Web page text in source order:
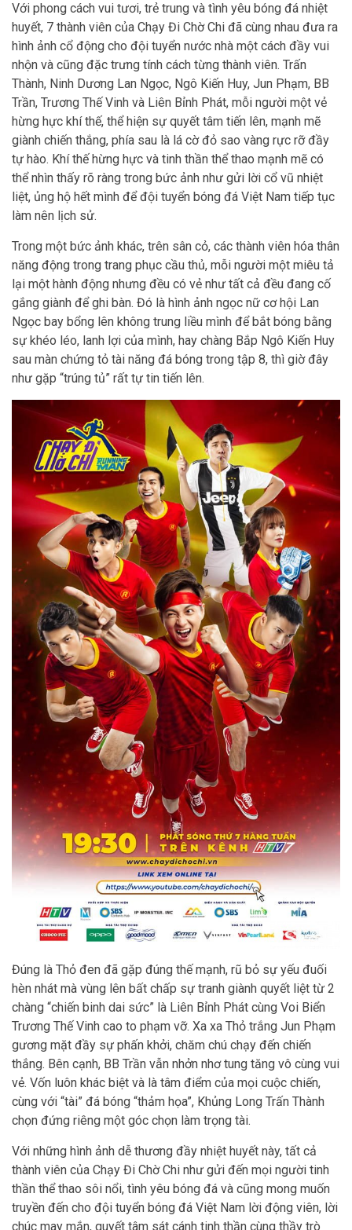
Với phong cách vui tươi, trẻ trung và tình yêu bóng đá nhiệt
huyết, 7 thành viên của Chạy Đi Chờ Chi đã cùng nhau đưa ra
hình ảnh cổ động cho đội tuyển nước nhà một cách đầy vui
nhộn và cũng đặc trưng tính cách từng thành viên. Trấn
Thành, Ninh Dương Lan Ngọc, Ngô Kiến Huy, Jun Phạm, BB
Trần, Trương Thế Vinh và Liên Bỉnh Phát, mỗi người một vẻ
hừng hực khí thế, thể hiện sự quyết tâm tiến lên, mạnh mẽ
giành chiến thắng, phía sau là lá cờ đỏ sao vàng rực rỡ đầy
tự hào. Khí thế hừng hực và tinh thần thể thao mạnh mẽ có
thể nhìn thấy rõ ràng trong bức ảnh như gửi lời cổ vũ nhiệt
liệt, ủng hộ hết mình để đội tuyển bóng đá Việt Nam tiếp tục
làm nên lịch sử.
Trong một bức ảnh khác, trên sân cỏ, các thành viên hóa thân
năng động trong trang phục cầu thủ, mỗi người một miêu tả
lại một hành động nhưng đều có vẻ như tất cả đều đang cố
gắng giành để ghi bàn. Đó là hình ảnh ngọc nữ cơ hội Lan
Ngọc bay bổng lên không trung liều mình để bắt bóng bằng
sự khéo léo, lanh lợi của mình, hay chàng Bắp Ngô Kiến Huy
sau màn chứng tỏ tài năng đá bóng trong tập 8, thì giờ đây
như gặp “trúng tủ” rất tự tin tiến lên.
Đúng là Thỏ đen đã gặp đúng thế mạnh, rũ bỏ sự yếu đuối
hèn nhát mà vùng lên bất chấp sự tranh giành quyết liệt từ 2
chàng “chiến binh dai sức” là Liên Bỉnh Phát cùng Voi Biển
Trương Thế Vinh cao to phạm vỡ. Xa xa Thỏ trắng Jun Phạm
gương mặt đầy sự phấn khởi, chăm chú chạy đến chiến
thắng. Bên cạnh, BB Trần vẫn nhởn nhơ tung tăng vô cùng vui
vẻ. Vốn luôn khác biệt và là tâm điểm của mọi cuộc chiến,
cùng với “tài” đá bóng “thảm họa”, Khủng Long Trấn Thành
chọn đứng riêng một góc chọn làm trọng tài.
Với những hình ảnh dễ thương đầy nhiệt huyết này, tất cả
thành viên của Chạy Đi Chờ Chi như gửi đến mọi người tinh
thần thể thao sôi nổi, tình yêu bóng đá và cũng mong muốn
truyền đến cho đội tuyển bóng đá Việt Nam lời động viên, lời
chúc may mắn, quyết tâm sát cánh tinh thần cùng thầy trò